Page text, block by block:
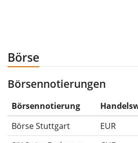
Fall hättest du den
-50%.
Die Wertentwicklungsangaben für
Ausschüttungen (falls vorhanden).
Börse
Börsennotierungen
Börsennotierung
Börse Stuttgart
EUR